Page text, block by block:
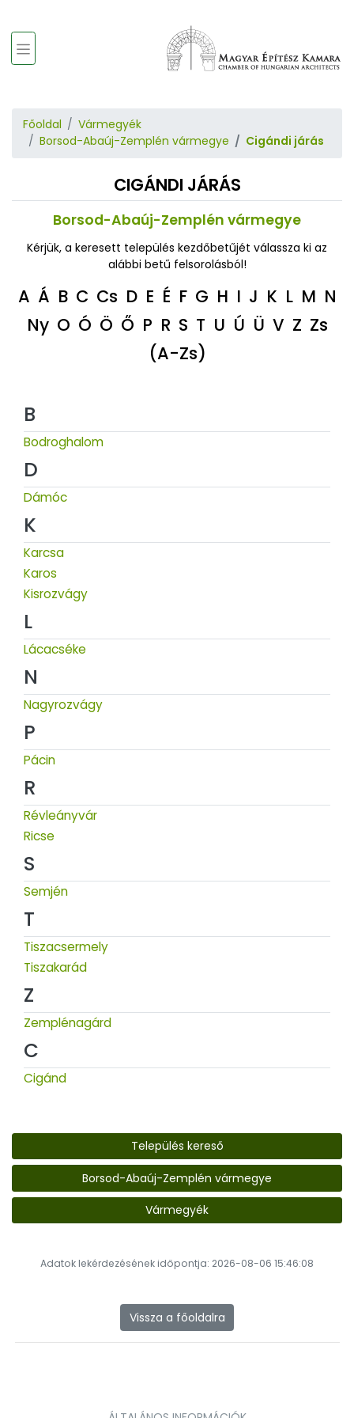
Főoldal
Vármegyék
Borsod-Abaúj-Zemplén vármegye
Cigándi járás
CIGÁNDI JÁRÁS
Borsod-Abaúj-Zemplén vármegye
Kérjük, a keresett település kezdőbetűjét válassza ki az
alábbi betű felsorolásból!
A Á B C Cs D E É F G H I J K L M N
Ny O Ó Ö Ő P R S T U Ú Ü V Z Zs
(A-Zs)
B
Bodroghalom
D
Dámóc
K
Karcsa
Karos
Kisrozvágy
L
Lácacséke
N
Nagyrozvágy
P
Pácin
R
Révleányvár
Ricse
S
Semjén
T
Tiszacsermely
Tiszakarád
Z
Zemplénagárd
C
Cigánd
Település kereső
Borsod-Abaúj-Zemplén vármegye
Vármegyék
Adatok lekérdezésének időpontja: 2026-08-06 15:46:08
Vissza a főoldalra